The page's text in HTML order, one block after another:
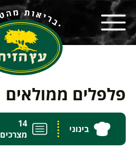
פלפלים ממולאים
בינוני
14
מצרכים